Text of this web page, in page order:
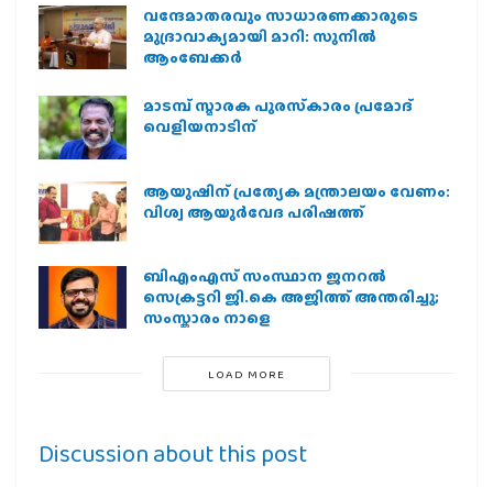
വന്ദേമാതരവും സാധാരണക്കാരുടെ
മുദ്രാവാക്യമായി മാറി: സുനിൽ
ആംബേക്കർ
മാടമ്പ് സ്മാരക പുരസ്‌കാരം പ്രമോദ്
വെളിയനാടിന്
ആയുഷിന് പ്രത്യേക മന്ത്രാലയം വേണം:
വിശ്വ ആയുര്‍വേദ പരിഷത്ത്
ബിഎംഎസ് സംസ്ഥാന ജനറൽ
സെക്രട്ടറി ജി.കെ അജിത്ത് അന്തരിച്ചു;
സംസ്കാരം നാളെ
LOAD MORE
Discussion about this post